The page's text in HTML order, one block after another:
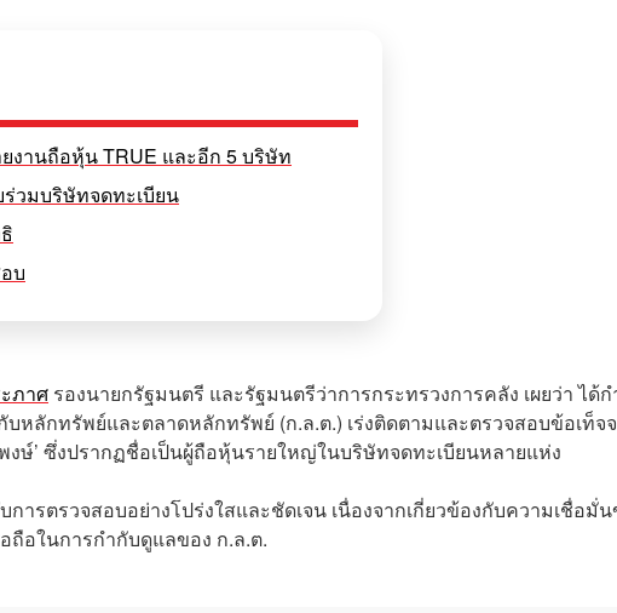
งานถือหุ้น TRUE และอีก 5 บริษัท
วมบริษัทจดทะเบียน
บ
ภาศ รองนายกรัฐมนตรี และรัฐมนตรีว่าการกระทรวงการคลัง เผยว่า ได้
หลักทรัพย์และตลาดหลักทรัพย์ (ก.ล.ต.) เร่งติดตามและตรวจสอบข้อเท็จ
ษ์’ ซึ่งปรากฏชื่อเป็นผู้ถือหุ้นรายใหญ่ในบริษัทจดทะเบียนหลายแห่ง
การตรวจสอบอย่างโปร่งใสและชัดเจน เนื่องจากเกี่ยวข้องกับความเชื่อมั่
ถือในการกำกับดูแลของ ก.ล.ต.